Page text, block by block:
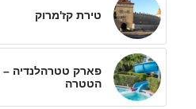
טירת קז'מרוק
פארק טטרהלנדיה –
הטטרה